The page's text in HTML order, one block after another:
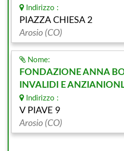
Indirizzo :
PIAZZA CHIESA 2
Arosio (CO)
Nome:
FONDAZIONE ANNA
INVALIDI E
Indirizzo :
V PIAVE 9
Arosio (CO)